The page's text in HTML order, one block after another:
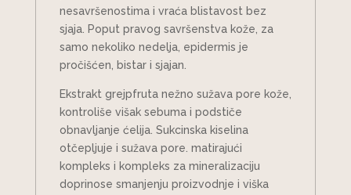
nesavršenostima i vraća blistavost bez
sjaja. Poput pravog savršenstva kože, za
samo nekoliko nedelja, epidermis je
pročišćen, bistar i sjajan.
Ekstrakt grejpfruta nežno sužava pore kože,
kontroliše višak sebuma i podstiče
obnavljanje ćelija. Sukcinska kiselina
otčepljuje i sužava pore. matirajući
kompleks i kompleks za mineralizaciju
doprinose smanjenju proizvodnje i viška